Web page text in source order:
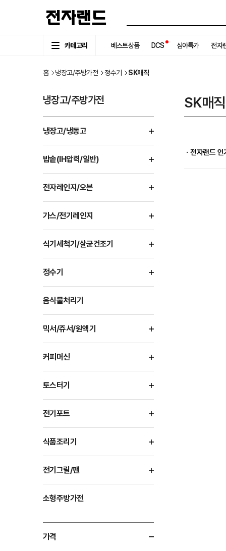
카테고리 베스트상품 DCS 심야특가 전자
홈 냉장고/주방가전 정수기 SK매직
냉장고/주방가전
냉장고/냉동고
밥솥(IH압력/일반)
전자레인지/오븐
가스/전기레인지
식기세척기/살균건조기
정수기
음식물처리기
믹서/쥬서/원액기
커피머신
토스터기
전기포트
식품조리기
전기그릴/팬
소형주방가전
가격
SK매직
ㆍ전자랜드 인